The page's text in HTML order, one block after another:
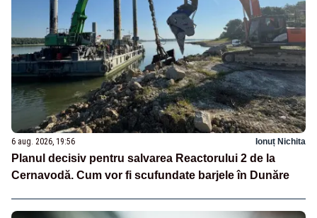
6 aug. 2026, 19:56 Ionuț Nichita
Planul decisiv pentru salvarea Reactorului 2 de la
Cernavodă. Cum vor fi scufundate barjele în Dunăre